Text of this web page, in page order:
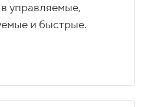
управляемые,
и быстрые.